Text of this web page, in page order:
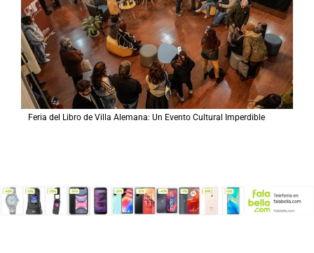
Feria del Libro de Villa Alemana: Un Evento Cultural Imperdible